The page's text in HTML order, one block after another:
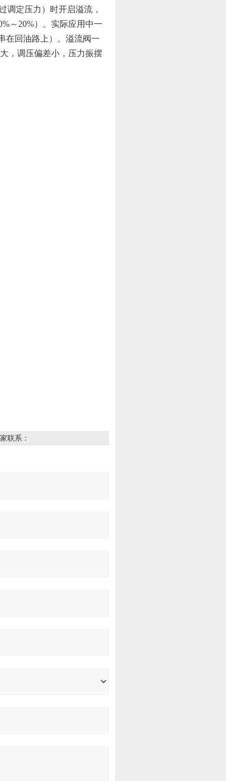
定压力）时开启溢流，
～20%）。实际应用中一
在回油路上）。溢流阀一
，调压偏差小，压力振摆
联系：